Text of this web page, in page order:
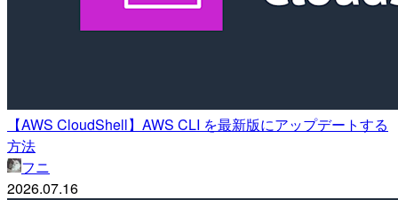
【AWS CloudShell】AWS CLI を最新版にアップデートする
方法
フニ
2026.07.16